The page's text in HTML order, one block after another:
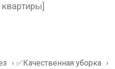
› ✅Качественная уборка ›